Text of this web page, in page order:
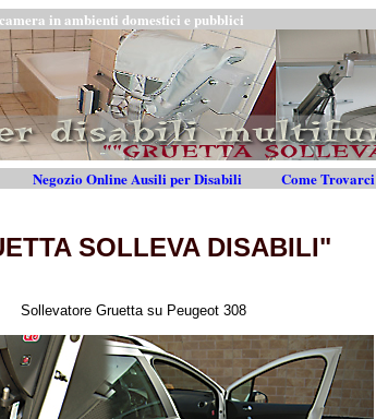
in ambienti domestici e pubblici
Negozio Online Ausili per Disabili Come Trovarci
SOLLEVA DISABILI"
Sollevatore Gruetta su Peugeot 308